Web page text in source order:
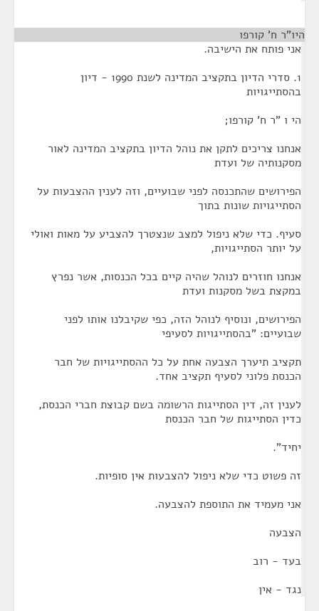
היו"ר ח' קורפו
אני פותח את הישיבה.
1. סדרי הדיון בתקציב המדינה לשנת 1990 - דיון
בהסתייגויות
הי ו "ר ח' קורפו;
אנחנו צריכים לתקן את נוהל הדיון בתקציב המדינה לאור
מסקנותיה של ועדת
הפירושים שהתכנסה לפני שבועיים, וזה לענין ההצבעות על
הסתייגויות שונות בתוך
סעיף. כדי שלא ניפול למצב שנצטרך להצביע על מאות ואולי
על יותר הסתייגויות,
אנחנו חוזרים לנוהל שהיה קיים בכל הכנסות, אשר נפרץ
במקצת בשל מסקנות ועדת
הפירושים, ונוסיף לנוהל הזה, כפי שקיבלנו אותו לפני
שבועיים: "בהסתייגויות לסעיפי
תקציב תיערך הצבעה אחת על כל ההסתייגויות של חבר
הכנסת פלוני לסעיף תקציב אחד.
לענין זה, דין הסתייגות הרשומה בשם קבוצת חברי הכנסת,
כדין הסתייגות של חבר הכנסת
יחיד".
זה פשוט כדי שלא ניפול להצבעות אין סופיות.
אני מעמיד את התוספת להצבעה.
הצבעה
בעד - רוב
נגד - אין